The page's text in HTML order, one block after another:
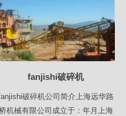
fanjishi破碎机
破碎机公司简介上海远华路
机械有限公司成立于：年月上海